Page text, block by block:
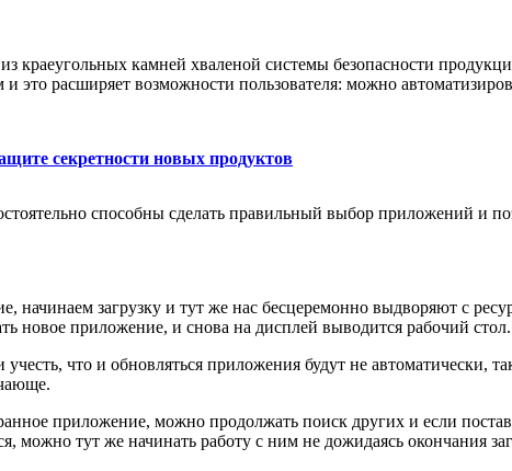
краеугольных камней хваленой системы безопасности
расширяет возможности пользователя: можно
секретности новых продуктов
способны сделать правильный выбор приложений и
загрузку и тут же нас бесцеремонно выдворяют с
новое приложение, и снова на дисплей выводится рабочий стол.
что и обновляться приложения будут не автоматически,
приложение, можно продолжать поиск других и если
можно тут же начинать работу с ним не дожидаясь окончания